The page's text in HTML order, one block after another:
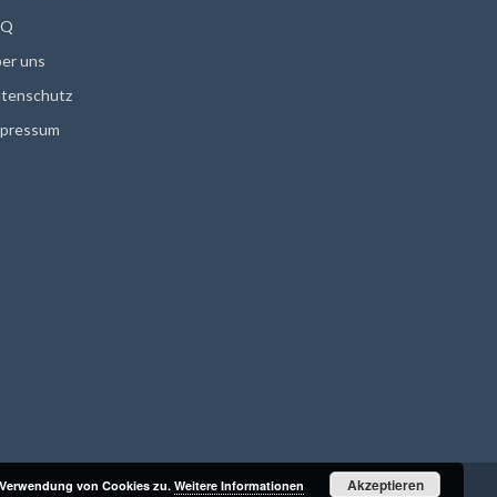
uns
von Cookies zu.Weitere Informationen Akzeptieren